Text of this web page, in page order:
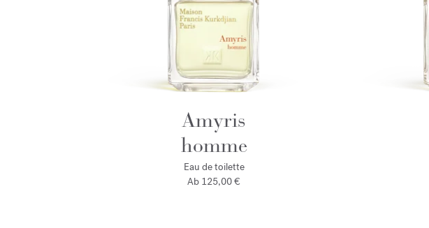
Amyris
homme
Eau de toilette
Ab 125,00 €